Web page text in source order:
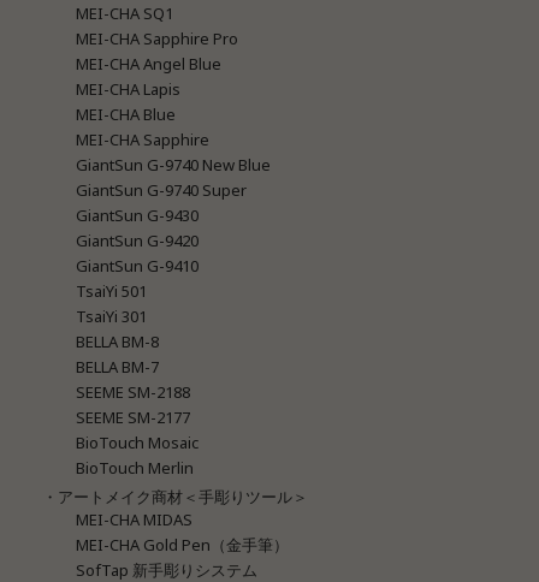
MEI-CHA SQ1
MEI-CHA Sapphire Pro
MEI-CHA Angel Blue
MEI-CHA Lapis
MEI-CHA Blue
MEI-CHA Sapphire
GiantSun G-9740 New Blue
GiantSun G-9740 Super
GiantSun G-9430
GiantSun G-9420
GiantSun G-9410
TsaiYi 501
TsaiYi 301
BELLA BM-8
BELLA BM-7
SEEME SM-2188
SEEME SM-2177
BioTouch Mosaic
BioTouch Merlin
・アートメイク商材＜手彫りツール＞
MEI-CHA MIDAS
MEI-CHA Gold Pen（金手筆）
SofTap 新手彫りシステム